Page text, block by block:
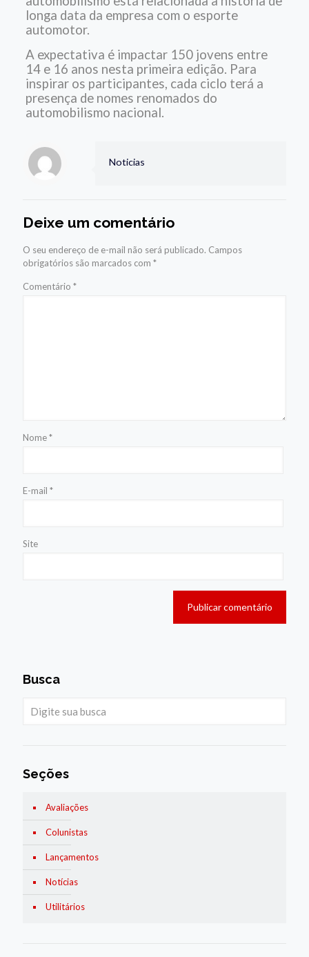
longa data da empresa com o esporte
automotor.
A expectativa é impactar 150 jovens entre
14 e 16 anos nesta primeira edição. Para
inspirar os participantes, cada ciclo terá a
presença de nomes renomados do
automobilismo nacional.
Noticias
Deixe um comentário
O seu endereço de e-mail não será publicado. Campos
obrigatórios são marcados com *
Comentário *
Nome*
E-mail *
Site
Busca
Seções
Avaliações
Colunistas
Lançamentos
Notícias
Utilitários